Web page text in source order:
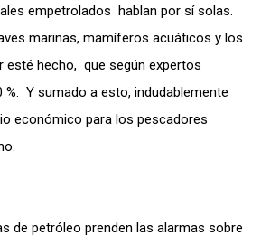
empetrolados hablan por sí solas.
marinas, mamíferos acuáticos y los
esté hecho, que según expertos
%. Y sumado a esto, indudablemente
económico para los pescadores
de petróleo prenden las alarmas sobre